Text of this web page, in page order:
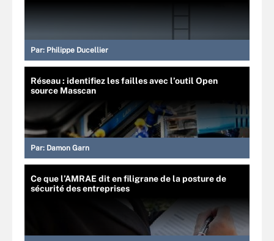
Par: Philippe Ducellier
Réseau : identifiez les failles avec l’outil Open
source Masscan
Par: Damon Garn
Ce que l’AMRAE dit en filigrane de la posture de
sécurité des entreprises